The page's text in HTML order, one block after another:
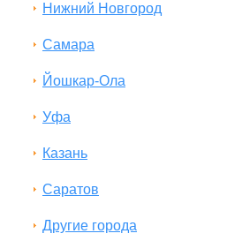
Нижний Новгород
Самара
Йошкар-Ола
Уфа
Казань
Саратов
Другие города